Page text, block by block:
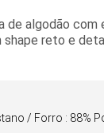
de algodão com
reto e
/ Forro : 88%